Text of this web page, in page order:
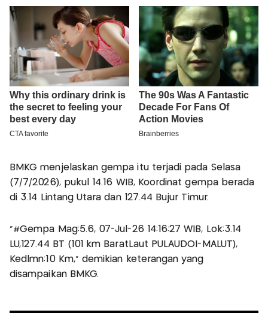
BMKG menjelaskan gempa itu terjadi pada Selasa
(7/7/2026), pukul 14.16 WIB, Koordinat gempa berada
di 3.14 Lintang Utara dan 127.44 Bujur Timur.
"#Gempa Mag:5.6, 07-Jul-26 14:16:27 WIB, Lok:3.14
LU,127.44 BT (101 km BaratLaut PULAUDOI-MALUT),
Kedlmn:10 Km," demikian keterangan yang
disampaikan BMKG.